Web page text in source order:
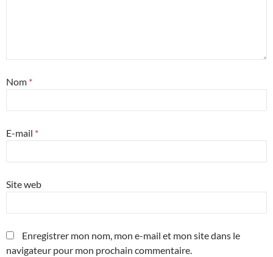
Nom *
E-mail *
Site web
Enregistrer mon nom, mon e-mail et mon site dans le
navigateur pour mon prochain commentaire.